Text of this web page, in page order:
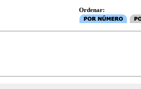
Ordenar: